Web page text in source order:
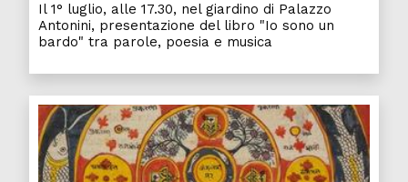
Il 1° luglio, alle 17.30, nel giardino di Palazzo
Antonini, presentazione del libro "Io sono un
bardo" tra parole, poesia e musica